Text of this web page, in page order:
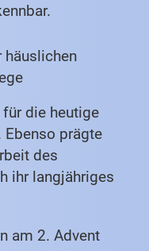
die heutige
Ebenso prägte
des
ihr langjähriges
am 2. Advent